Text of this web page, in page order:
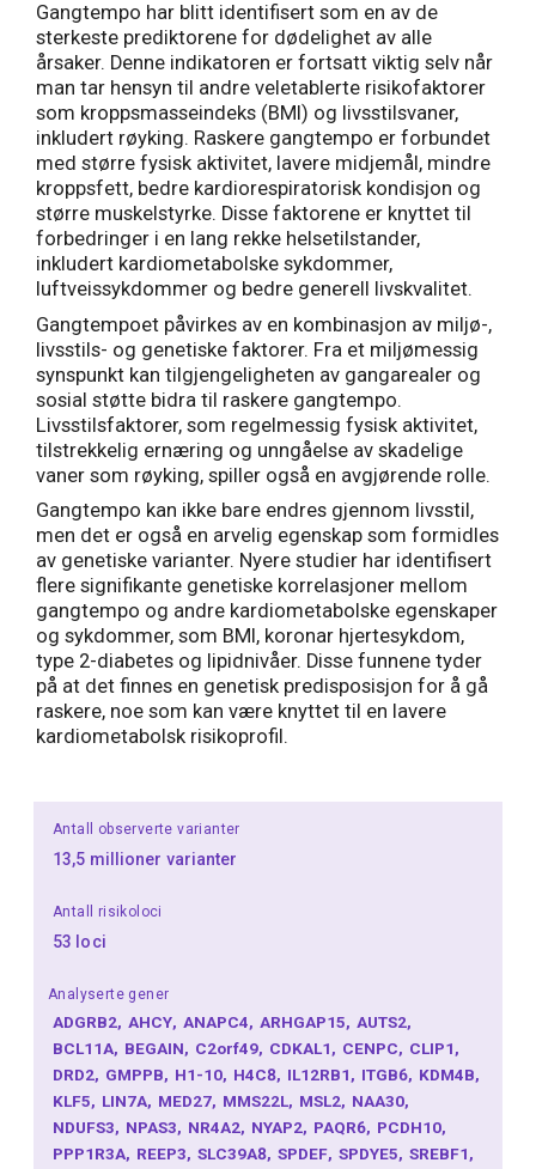
Gangtempo har blitt identifisert som en av de
sterkeste prediktorene for dødelighet av alle
årsaker. Denne indikatoren er fortsatt viktig selv når
man tar hensyn til andre veletablerte risikofaktorer
som kroppsmasseindeks (BMI) og livsstilsvaner,
inkludert røyking. Raskere gangtempo er forbundet
med større fysisk aktivitet, lavere midjemål, mindre
kroppsfett, bedre kardiorespiratorisk kondisjon og
større muskelstyrke. Disse faktorene er knyttet til
forbedringer i en lang rekke helsetilstander,
inkludert kardiometabolske sykdommer,
luftveissykdommer og bedre generell livskvalitet.
Gangtempoet påvirkes av en kombinasjon av miljø-,
livsstils- og genetiske faktorer. Fra et miljømessig
synspunkt kan tilgjengeligheten av gangarealer og
sosial støtte bidra til raskere gangtempo.
Livsstilsfaktorer, som regelmessig fysisk aktivitet,
tilstrekkelig ernæring og unngåelse av skadelige
vaner som røyking, spiller også en avgjørende rolle.
Gangtempo kan ikke bare endres gjennom livsstil,
men det er også en arvelig egenskap som formidles
av genetiske varianter. Nyere studier har identifisert
flere signifikante genetiske korrelasjoner mellom
gangtempo og andre kardiometabolske egenskaper
og sykdommer, som BMI, koronar hjertesykdom,
type 2-diabetes og lipidnivåer. Disse funnene tyder
på at det finnes en genetisk predisposisjon for å gå
raskere, noe som kan være knyttet til en lavere
kardiometabolsk risikoprofil.
Antall observerte varianter
13,5 millioner varianter
Antall risikoloci
53 loci
Analyserte gener
ADGRB2 AHCY ANAPC4 ARHGAP15 AUTS2
BCL11A BEGAIN C2orf49 CDKAL1 CENPC CLIP1
DRD2 GMPPB H1-10 H4C8 IL12RB1 ITGB6 KDM4B
KLF5 LIN7A MED27 MMS22L MSL2 NAA30
NDUFS3 NPAS3 NR4A2 NYAP2 PAQR6 PCDH10
PPP1R3A REEP3 SLC39A8 SPDEF SPDYE5 SREBF1